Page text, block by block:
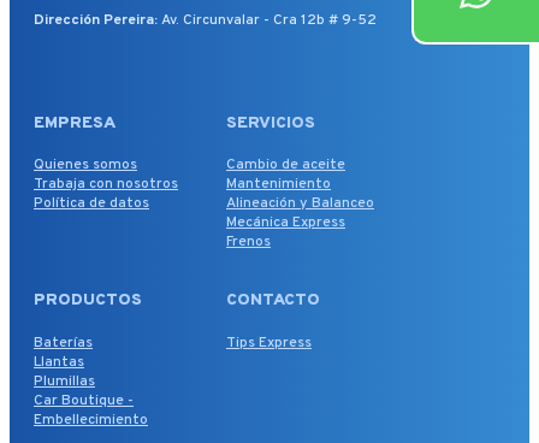
Dirección Pereira:Av. Circunvalar - Cra 12b # 9-52
EMPRESA
Quienes somos
Trabaja con nosotros
Política de datos
SERVICIOS
Cambio de aceite
Mantenimiento
Alineación y Balanceo
Mecánica Express
Frenos
PRODUCTOS
Baterías
Llantas
Plumillas
Car Boutique -
Embellecimiento
CONTACTO
Tips Express